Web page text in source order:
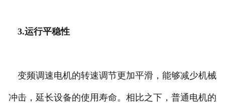
3.运行平稳性
变频调速电机的转速调节更加平滑，能够减少机械
冲击，延长设备的使用寿命。相比之下，普通电机的